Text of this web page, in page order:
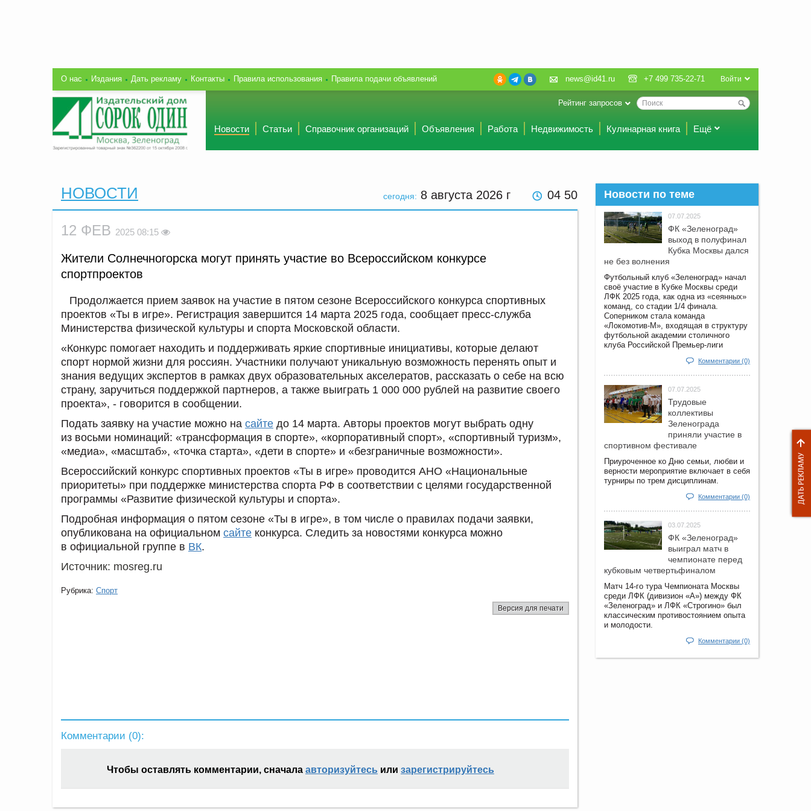
О нас Издания Дать рекламу Контакты Правила использования Правила подачи объявлений Войти
news@id41.ru +7 499 735-22-71
Рейтинг запросов
Новости Статьи Справочник организаций Объявления Работа Недвижимость Кулинарная книга Ещё
сегодня: 8 августа 2026 г 04 50
НОВОСТИ
12 ФЕВ 2025 08:15
Жители Солнечногорска могут принять участие во Всероссийском конкурсе
спортпроектов
Продолжается прием заявок на участие в пятом сезоне Всероссийского конкурса спортивных
проектов «Ты в игре». Регистрация завершится 14 марта 2025 года, сообщает пресс-служба
Министерства физической культуры и спорта Московской области.
«Конкурс помогает находить и поддерживать яркие спортивные инициативы, которые делают
спорт нормой жизни для россиян. Участники получают уникальную возможность перенять опыт и
знания ведущих экспертов в рамках двух образовательных акселератов, рассказать о себе на всю
страну, заручиться поддержкой партнеров, а также выиграть 1 000 000 рублей на развитие своего
проекта», - говорится в сообщении.
Подать заявку на участие можно на сайте до 14 марта. Авторы проектов могут выбрать одну
из восьми номинаций: «трансформация в спорте», «корпоративный спорт», «спортивный туризм»,
«медиа», «масштаб», «точка старта», «дети в спорте» и «безграничные возможности».
Всероссийский конкурс спортивных проектов «Ты в игре» проводится АНО «Национальные
приоритеты» при поддержке министерства спорта РФ в соответствии с целями государственной
программы «Развитие физической культуры и спорта».
Подробная информация о пятом сезоне «Ты в игре», в том числе о правилах подачи заявки,
опубликована на официальном сайте конкурса. Следить за новостями конкурса можно
в официальной группе в ВК.
Источник: mosreg.ru
Рубрика: Спорт
Версия для печати
Комментарии (0):
Чтобы оставлять комментарии, сначала авторизуйтесь или зарегистрируйтесь
Новости по теме
07.07.2025
ФК «Зеленоград»
выход в полуфинал
Кубка Москвы дался
не без волнения
Футбольный клуб «Зеленоград» начал
своё участие в Кубке Москвы среди
ЛФК 2025 года, как одна из «сеянных»
команд, со стадии 1/4 финала.
Соперником стала команда
«Локомотив-М», входящая в структуру
футбольной академии столичного
клуба Российской Премьер-лиги
Комментарии (0)
07.07.2025
Трудовые
коллективы
Зеленограда
приняли участие в
спортивном фестивале
Приуроченное ко Дню семьи, любви и
верности мероприятие включает в себя
турниры по трем дисциплинам.
Комментарии (0)
03.07.2025
ФК «Зеленоград»
выиграл матч в
чемпионате перед
кубковым четвертьфиналом
Матч 14-го тура Чемпионата Москвы
среди ЛФК (дивизион «А») между ФК
«Зеленоград» и ЛФК «Строгино» был
классическим противостоянием опыта
и молодости.
Комментарии (0)